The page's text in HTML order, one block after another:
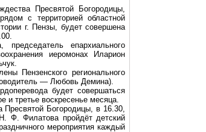
Пресвятой Богородицы,
с территорией областной
г. Пензы, будет совершена
председатель епархиального
иеромонах
Иларион
Пензенского регионального
— Любовь Демина).
будет совершаться
и третье воскресенье месяца.
Пресвятой Богородицы, в 16.30,
Ф. Филатова пройдёт детский
мероприятия каждый